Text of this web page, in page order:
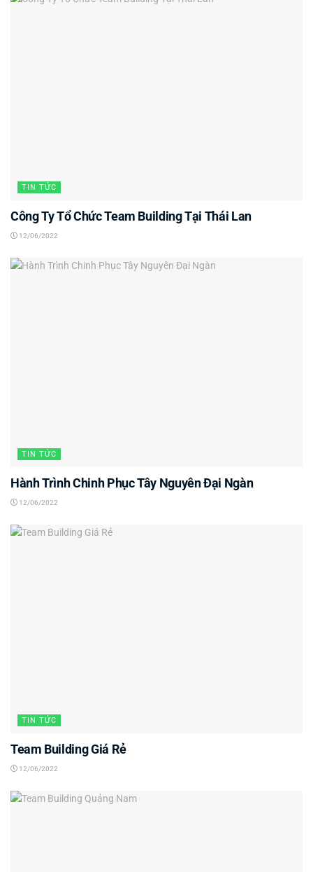
TIN TỨC
Công Ty Tổ Chức Team Building Tại Thái Lan
12/06/2022
TIN TỨC
Hành Trình Chinh Phục Tây Nguyên Đại Ngàn
12/06/2022
TIN TỨC
Team Building Giá Rẻ
12/06/2022